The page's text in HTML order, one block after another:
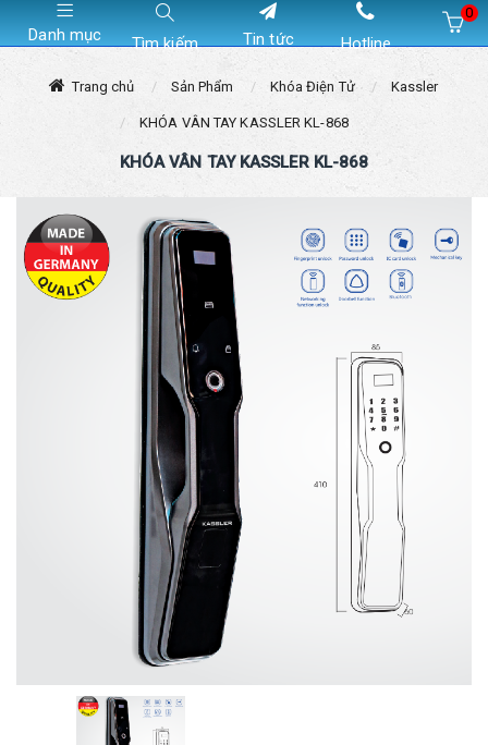
Danh mục Tìm kiếm Tin tức Hotline
0
Trang chủ Sản Phẩm Khóa Điện Tử Kassler
KHÓA VÂN TAY KASSLER KL-868
KHÓA VÂN TAY KASSLER KL-868